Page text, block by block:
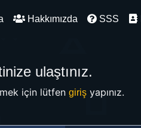
Hakkımızda SSS
ulaştınız.
için lütfen girişyapınız.